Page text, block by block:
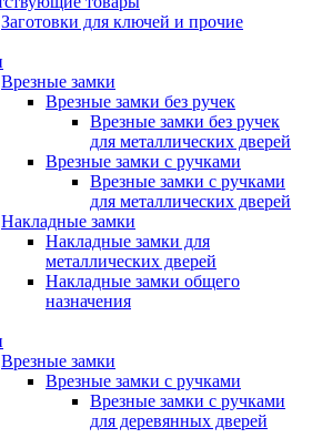
Заготовки для ключей и прочие
Врезные замки
Врезные замки без ручек
Врезные замки без ручек
для металлических дверей
Врезные замки с ручками
Врезные замки с ручками
для металлических дверей
Накладные замки
Накладные замки для
металлических дверей
Накладные замки общего
назначения
Врезные замки
Врезные замки с ручками
Врезные замки с ручками
для деревянных дверей